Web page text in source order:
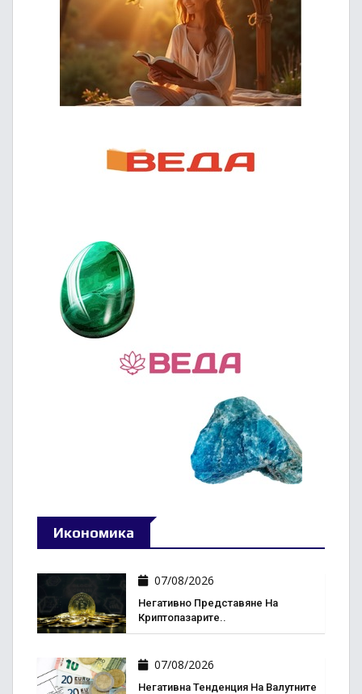
Икономика
07/08/2026
Негативно Представяне На
Криптопазарите..
07/08/2026
Негативна Тенденция На Валутните